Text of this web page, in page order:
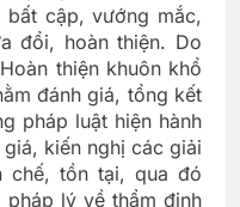
cập, vướng mắc,
đổi, hoàn thiện. Do
thiện khuôn khổ
đánh giá, tổng kết
pháp luật hiện hành
kiến nghị các giải
chế, tồn tại, qua đó
lý về thẩm định